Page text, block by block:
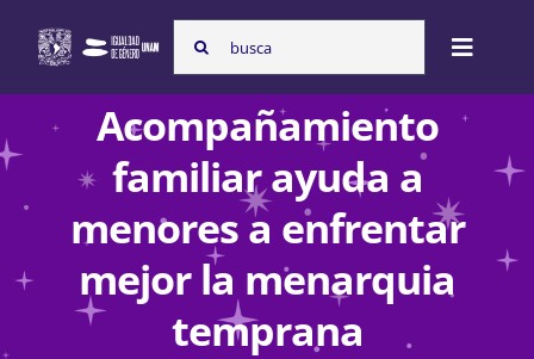
content
Search
for:
Toggle
Inicio
Nosotras
Programas
Acompañamiento
familiar ayuda a
menores a enfrentar
mejor la menarquia
temprana